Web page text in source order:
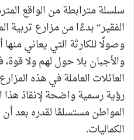
سلسلة مترابطة من الواقع
الفقير“ بدءًا من مزارع تربية
وصولًا للكارثة التي يعاني
والأجبان بلا حول لهم ولا
العائلات العاملة في هذه
رؤية رسمية واضحة لإنقاذ هذا
المواطن مستسلمًا لقدره بعد
الكماليات.